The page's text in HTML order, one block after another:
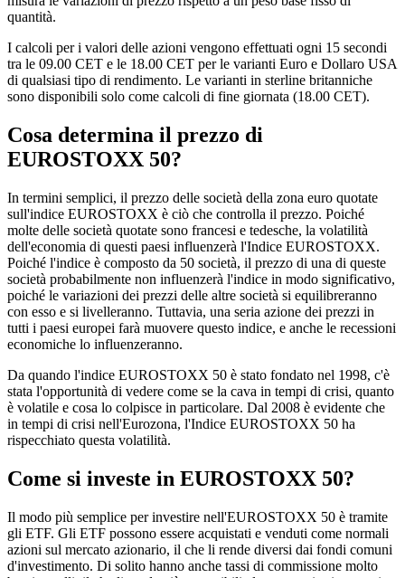
quantità.
I calcoli per i valori delle azioni vengono effettuati ogni 15 secondi
tra le 09.00 CET e le 18.00 CET per le varianti Euro e Dollaro USA
di qualsiasi tipo di rendimento. Le varianti in sterline britanniche
sono disponibili solo come calcoli di fine giornata (18.00 CET).
Cosa determina il prezzo di
EUROSTOXX 50?
In termini semplici, il prezzo delle società della zona euro quotate
sull'indice EUROSTOXX è ciò che controlla il prezzo. Poiché
molte delle società quotate sono francesi e tedesche, la volatilità
dell'economia di questi paesi influenzerà l'Indice EUROSTOXX.
Poiché l'indice è composto da 50 società, il prezzo di una di queste
società probabilmente non influenzerà l'indice in modo significativo,
poiché le variazioni dei prezzi delle altre società si equilibreranno
con esso e si livelleranno. Tuttavia, una seria azione dei prezzi in
tutti i paesi europei farà muovere questo indice, e anche le recessioni
economiche lo influenzeranno.
Da quando l'indice EUROSTOXX 50 è stato fondato nel 1998, c'è
stata l'opportunità di vedere come se la cava in tempi di crisi, quanto
è volatile e cosa lo colpisce in particolare. Dal 2008 è evidente che
in tempi di crisi nell'Eurozona, l'Indice EUROSTOXX 50 ha
rispecchiato questa volatilità.
Come si investe in EUROSTOXX 50?
Il modo più semplice per investire nell'EUROSTOXX 50 è tramite
gli ETF. Gli ETF possono essere acquistati e venduti come normali
azioni sul mercato azionario, il che li rende diversi dai fondi comuni
d'investimento. Di solito hanno anche tassi di commissione molto